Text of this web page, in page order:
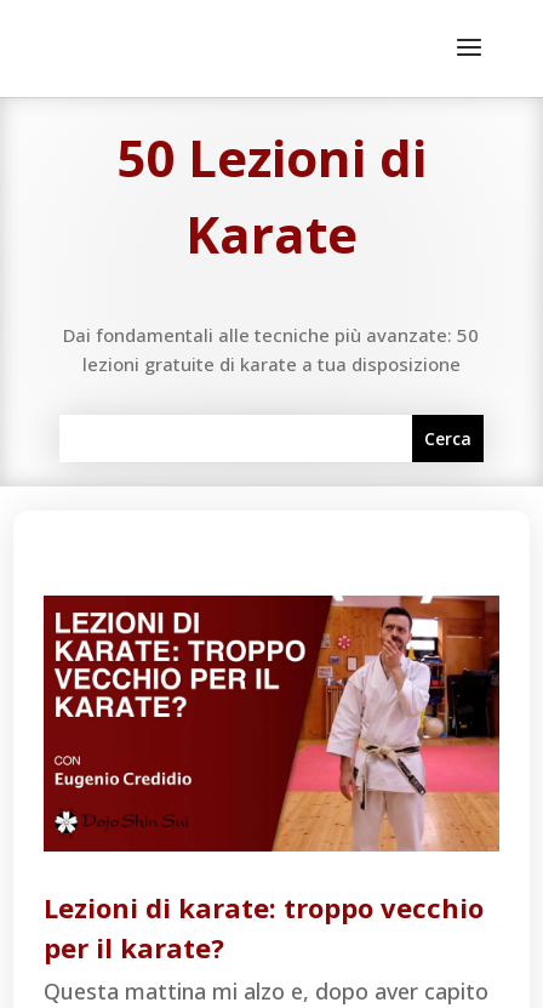
50 Lezioni di
Karate
Dai fondamentali alle tecniche più avanzate: 50
lezioni gratuite di karate a tua disposizione
Lezioni di karate: troppo vecchio
per il karate?
Questa mattina mi alzo e, dopo aver capito